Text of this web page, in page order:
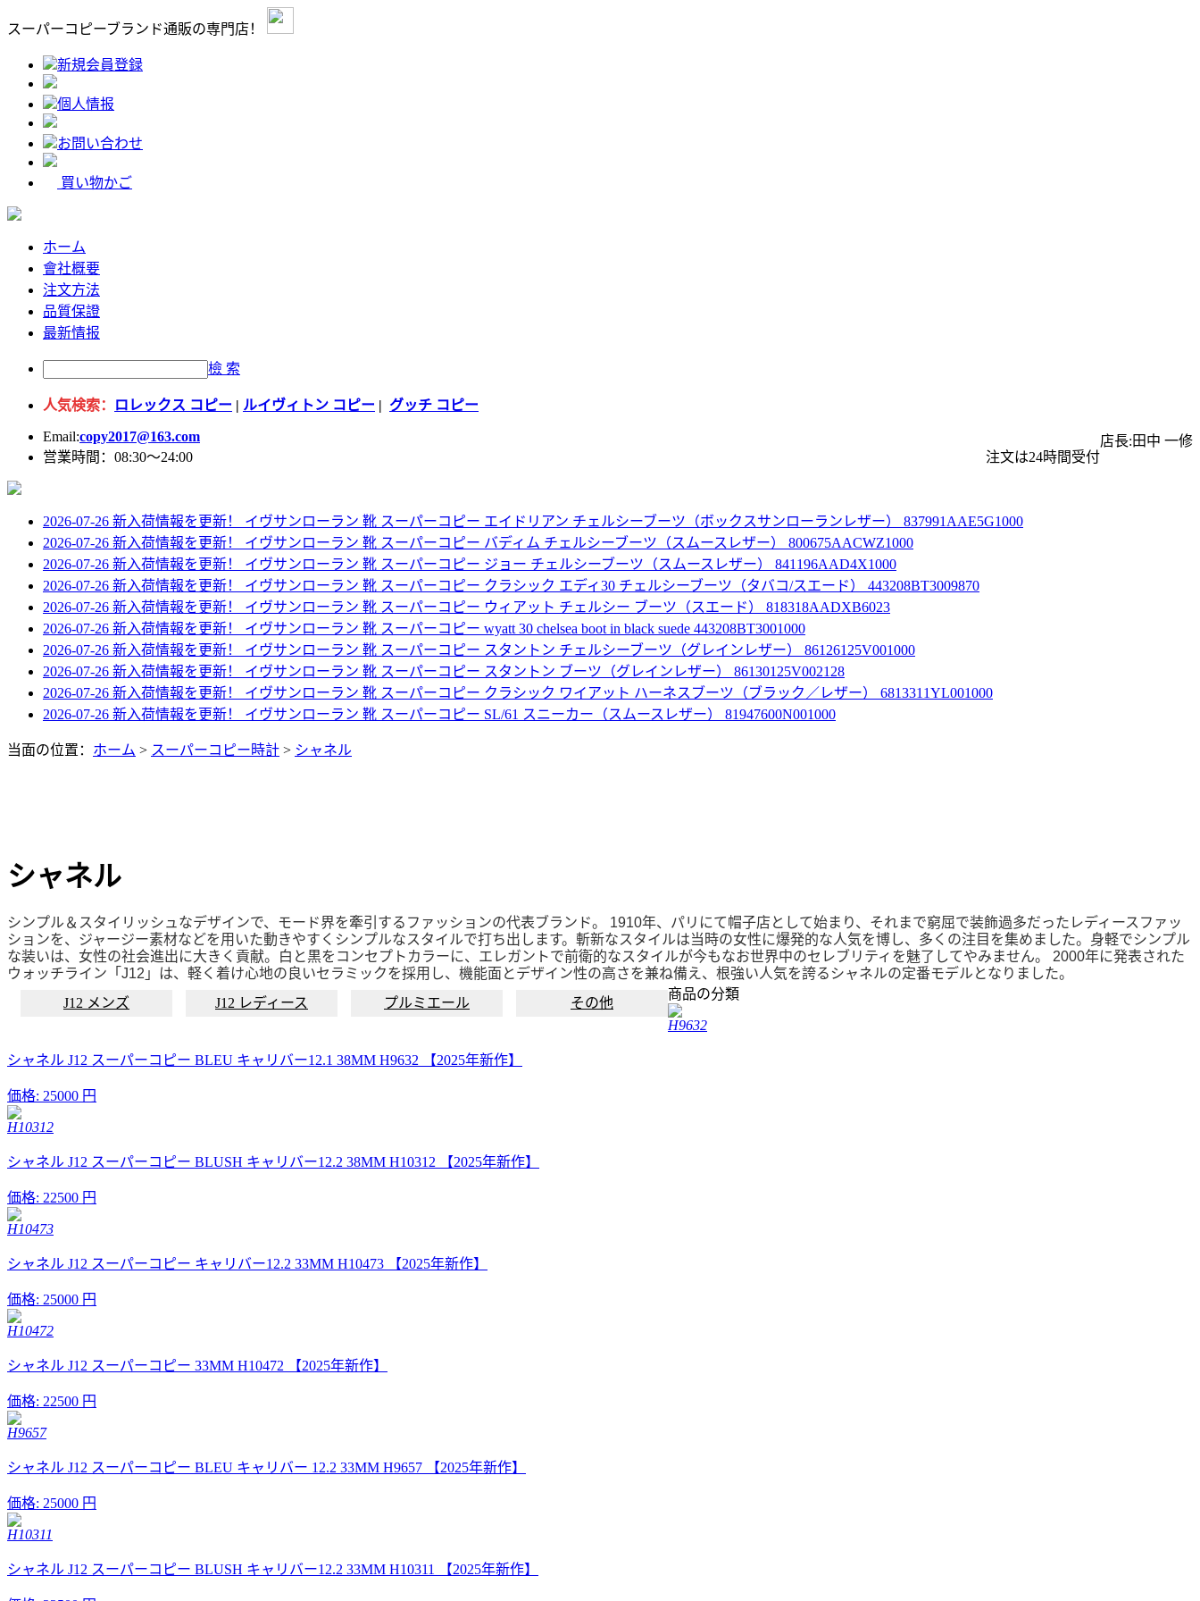
スーパーコピーブランド通販の専門店！
新規会員登録
個人情报
お問い合わせ
買い物かご
ホーム
會社概要
注文方法
品質保證
最新情报
檢 索
人気検索： ロレックス コピー | ルイヴィトン コピー | グッチ コピー
Email:copy2017@163.com
店長:田中 一修
営業時間：08:30～24:00
注文は24時間受付
2026-07-26 新入荷情報を更新！ イヴサンローラン 靴 スーパーコピー エイドリアン チェルシーブーツ（ボックスサンローランレザー） 837991AAE5G1000
2026-07-26 新入荷情報を更新！ イヴサンローラン 靴 スーパーコピー バディム チェルシーブーツ（スムースレザー） 800675AACWZ1000
2026-07-26 新入荷情報を更新！ イヴサンローラン 靴 スーパーコピー ジョー チェルシーブーツ（スムースレザー） 841196AAD4X1000
2026-07-26 新入荷情報を更新！ イヴサンローラン 靴 スーパーコピー クラシック エディ30 チェルシーブーツ（タバコ/スエード） 443208BT3009870
2026-07-26 新入荷情報を更新！ イヴサンローラン 靴 スーパーコピー ウィアット チェルシー ブーツ（スエード） 818318AADXB6023
2026-07-26 新入荷情報を更新！ イヴサンローラン 靴 スーパーコピー wyatt 30 chelsea boot in black suede 443208BT3001000
2026-07-26 新入荷情報を更新！ イヴサンローラン 靴 スーパーコピー スタントン チェルシーブーツ（グレインレザー） 86126125V001000
2026-07-26 新入荷情報を更新！ イヴサンローラン 靴 スーパーコピー スタントン ブーツ（グレインレザー） 86130125V002128
2026-07-26 新入荷情報を更新！ イヴサンローラン 靴 スーパーコピー クラシック ワイアット ハーネスブーツ（ブラック／レザー） 6813311YL001000
2026-07-26 新入荷情報を更新！ イヴサンローラン 靴 スーパーコピー SL/61 スニーカー（スムースレザー） 81947600N001000
当面の位置： ホーム > スーパーコピー時計 > シャネル
シャネル
シンプル＆スタイリッシュなデザインで、モード界を牽引するファッションの代表ブランド。 1910年、パリにて帽子店として始まり、それまで窮屈で装飾過多だったレディースファッ
ションを、ジャージー素材などを用いた動きやすくシンプルなスタイルで打ち出します。斬新なスタイルは当時の女性に爆発的な人気を博し、多くの注目を集めました。身軽でシンプル
な装いは、女性の社会進出に大きく貢献。白と黒をコンセプトカラーに、エレガントで前衛的なスタイルが今もなお世界中のセレブリティを魅了してやみません。 2000年に発表された
ウォッチライン「J12」は、軽く着け心地の良いセラミックを採用し、機能面とデザイン性の高さを兼ね備え、根強い人気を誇るシャネルの定番モデルとなりました。
J12 メンズ
J12 レディース プルミエール その他
商品の分類
H9632
シャネル J12 スーパーコピー BLEU キャリバー12.1 38MM H9632 【2025年新作】
価格: 25000 円
H10312
シャネル J12 スーパーコピー BLUSH キャリバー12.2 38MM H10312 【2025年新作】
価格: 22500 円
H10473
シャネル J12 スーパーコピー キャリバー12.2 33MM H10473 【2025年新作】
価格: 25000 円
H10472
シャネル J12 スーパーコピー 33MM H10472 【2025年新作】
価格: 22500 円
H9657
シャネル J12 スーパーコピー BLEU キャリバー 12.2 33MM H9657 【2025年新作】
価格: 25000 円
H10311
シャネル J12 スーパーコピー BLUSH キャリバー12.2 33MM H10311 【2025年新作】